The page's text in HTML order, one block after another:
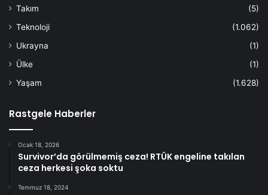
Takım
(5)
Teknoloji
(1.062)
Ukrayna
(1)
Ülke
(1)
Yaşam
(1.628)
Rastgele Haberler
Ocak 18, 2026
Survivor’da görülmemiş ceza! RTÜK engeline takılan
ceza herkesi şoka soktu
Temmuz 18, 2024